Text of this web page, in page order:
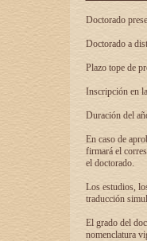
Doctorado
Doctorado a
Plazo tope de
Inscripción en
Duración del
En caso de
firmará el
el doctorado.
Los estudios,
traducción
El grado del
nomenclatura